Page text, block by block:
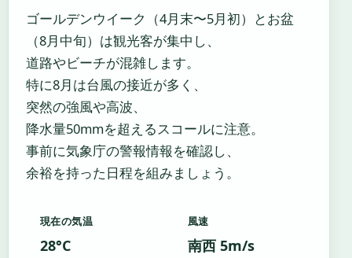
ゴールデンウイーク（4月末〜5月初）とお盆
（8月中旬）は観光客が集中し、
道路やビーチが混雑します。
特に8月は台風の接近が多く、
突然の強風や高波、
降水量50mmを超えるスコールに注意。
事前に気象庁の警報情報を確認し、
余裕を持った日程を組みましょう。
現在の気温
28°C
風速
南西 5m/s